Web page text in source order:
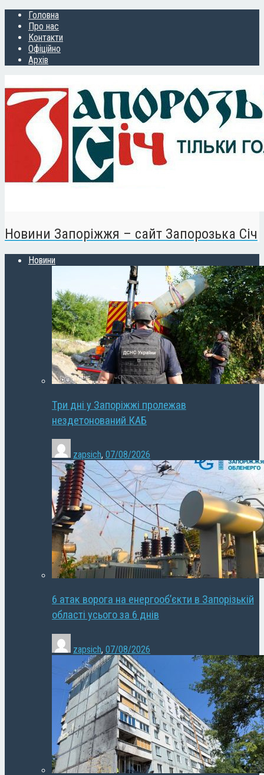
Головна
Про нас
Контакти
Офіційно
Архів
Новини Запоріжжя – сайт Запорозька Січ
Новини
Три дні у Запоріжжі пролежав
нездетонований КАБ
zapsich, 07/08/2026
6 атак ворога на енергооб’єкти в Запорізькій
області усього за 6 днів
zapsich, 07/08/2026